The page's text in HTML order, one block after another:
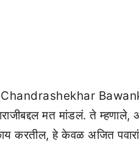
मत मांडलं. ते
करतील, हे केवळ अजित